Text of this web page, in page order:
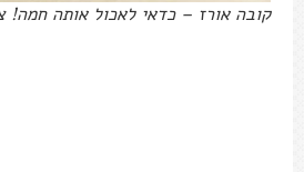
קובה אורז – כדאי לאכול אותה חמה!